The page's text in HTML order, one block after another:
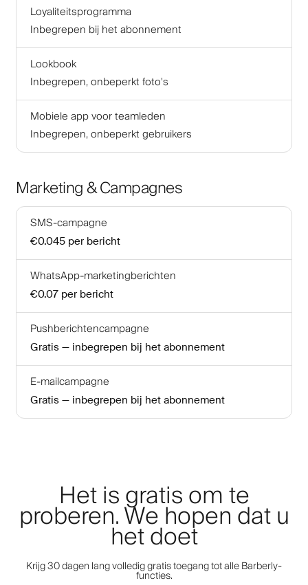
Loyaliteitsprogramma
Inbegrepen bij het abonnement
Lookbook
Inbegrepen, onbeperkt foto's
Mobiele app voor teamleden
Inbegrepen, onbeperkt gebruikers
Marketing & Campagnes
SMS-campagne
€0.045 per bericht
WhatsApp-marketingberichten
€0.07 per bericht
Pushberichtencampagne
Gratis — inbegrepen bij het abonnement
E-mailcampagne
Gratis — inbegrepen bij het abonnement
Het is gratis om te
proberen. We hopen dat u
het doet
Krijg 30 dagen lang volledig gratis toegang tot alle Barberly-
functies.